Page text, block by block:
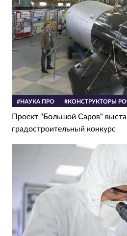
#НАУКА ПРО #КОНСТРУКТОРЫ
Проект "Большой Саров"
градостроительный конкурс